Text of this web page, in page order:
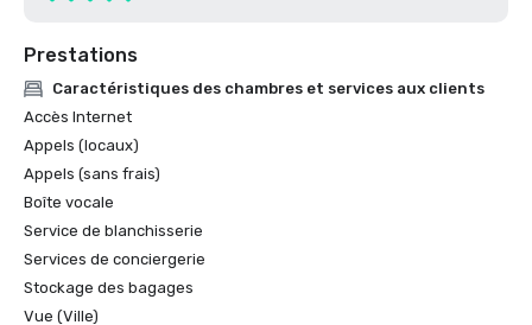
Prestations
Caractéristiques des chambres et services aux clients
Accès Internet
Appels (locaux)
Appels (sans frais)
Boîte vocale
Service de blanchisserie
Services de conciergerie
Stockage des bagages
Vue (Ville)